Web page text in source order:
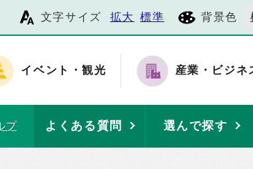
文字サイズ 拡大 標準 背景色
イベント・観光 産業・ビジネ
プ よくある質問 選んで探す